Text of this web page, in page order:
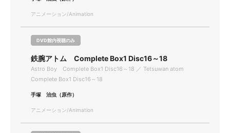
アニメーション/Animation
DVD館内視聴のみ
鉄腕アトム Complete Box1 Disc16～18
Astro Boy Complete Box1 Disc16～18 ／ Tetsuwan atom
Complete Box1 Disc16～18
手塚 治虫（原作）
アニメーション/Animation